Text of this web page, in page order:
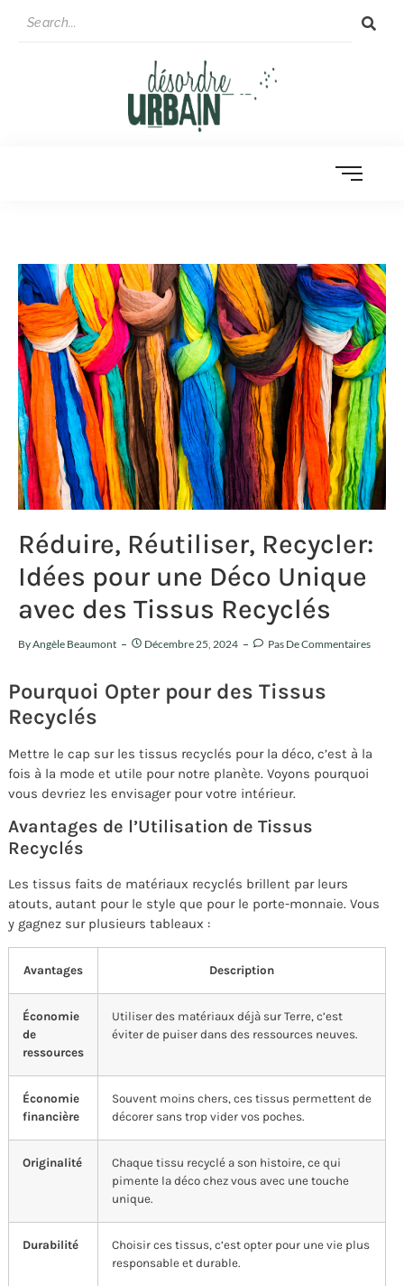
Réduire, Réutiliser, Recycler:
Idées pour une Déco Unique
avec des Tissus Recyclés
ByAngèle Beaumont Décembre 25, 2024 Pas De Commentaires
Pourquoi Opter pour des Tissus
Recyclés
Mettre le cap sur les tissus recyclés pour la déco, c’est à la
fois à la mode et utile pour notre planète. Voyons pourquoi
vous devriez les envisager pour votre intérieur.
Avantages de l’Utilisation de Tissus
Recyclés
Les tissus faits de matériaux recyclés brillent par leurs
atouts, autant pour le style que pour le porte-monnaie. Vous
y gagnez sur plusieurs tableaux :
Avantages Description
Économie
de
ressources
Utiliser des matériaux déjà sur Terre, c’est
éviter de puiser dans des ressources neuves.
Économie
financière
Souvent moins chers, ces tissus permettent de
décorer sans trop vider vos poches.
Originalité
Chaque tissu recyclé a son histoire, ce qui
pimente la déco chez vous avec une touche
unique.
Durabilité
Choisir ces tissus, c’est opter pour une vie plus
responsable et durable.